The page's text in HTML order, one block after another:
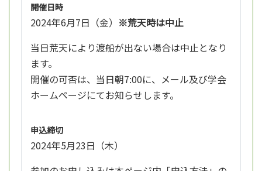
開催日時
2024年6月7日（金） ※荒天時は中止
当日荒天により渡船が出ない場合は中止となり
ます。
開催の可否は、当日朝7:00に、メール及び学会
ホームページにてお知らせします。
申込締切
2024年5月23日（木）